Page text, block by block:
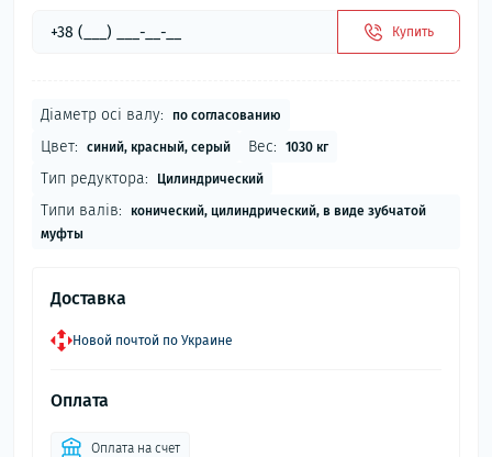
Купить
Діаметр осі валу: по согласованию
Цвет: синий, красный, серый Вес: 1030 кг
Тип редуктора: Цилиндрический
Типи валів:
конический, цилиндрический, в виде зубчатой
муфты
Доставка
Новой почтой по Украине
Оплата
Оплата на счет